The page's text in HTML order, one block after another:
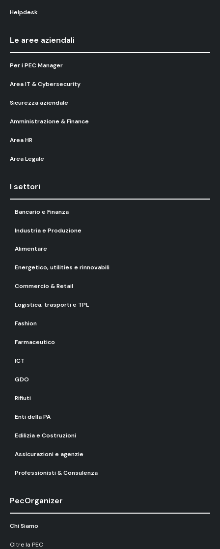
Helpdesk
Le aree aziendali
Per i PEC Manager
Area IT & Cybersecurity
Sicurezza aziendale
Amministrazione & Finance
Area HR
Area Legale
I settori
Bancario e Finanza
Industria e Produzione
Alimentare
Energetico, utilities e rinnovabili
Commercio & Retail
Logistica, trasporti e TPL
Fashion
Farmaceutico
ICT
GDO
Rifiuti
Enti della PA
Edilizia e Costruzioni
Assicurazioni e agenzie
Professionisti & Consulenza
PecOrganizer
Chi Siamo
Oltre la PEC